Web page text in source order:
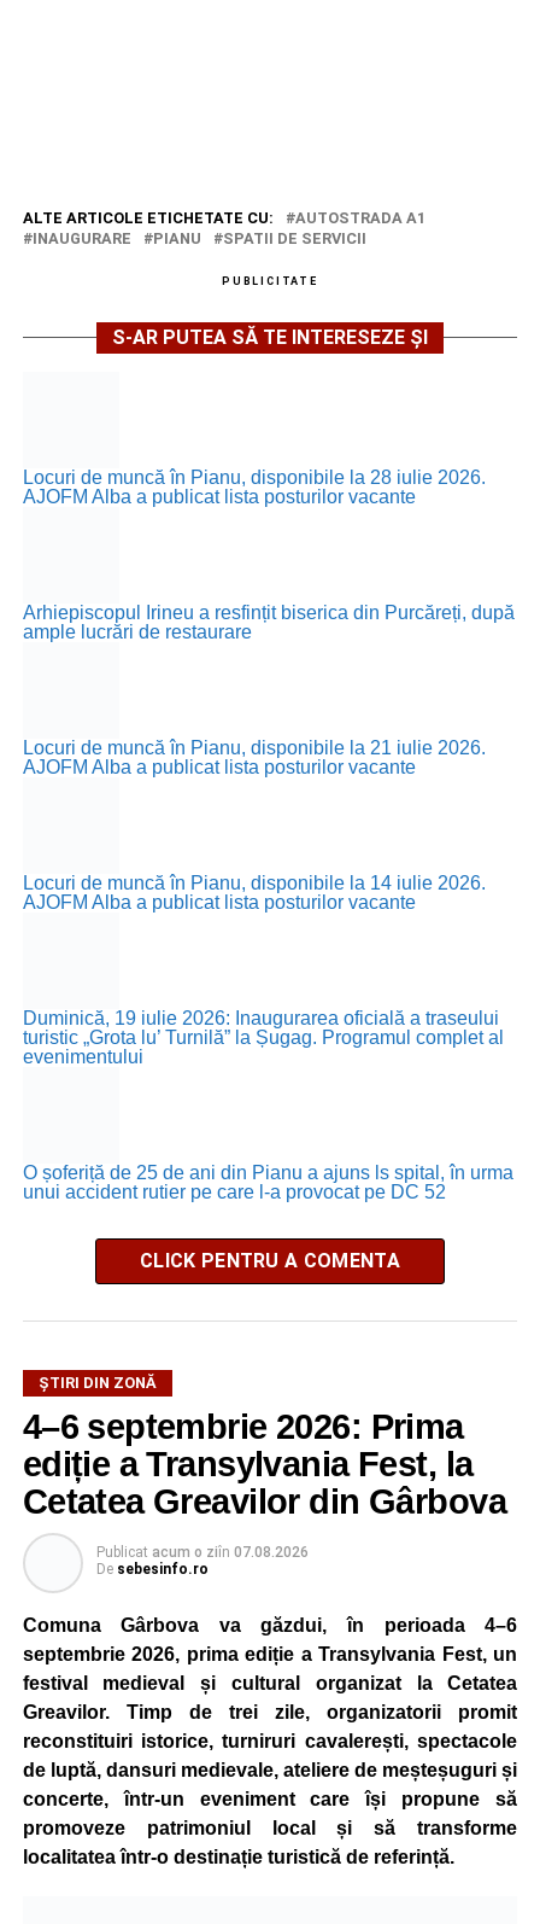
ALTE ARTICOLE ETICHETATE CU:
AUTOSTRADA A1
INAUGURARE
PIANU SPATII DE SERVICII
PUBLICITATE
S-AR PUTEA SĂ TE INTERESEZE ȘI
Locuri de muncă în Pianu, disponibile la 28 iulie 2026.
AJOFM Alba a publicat lista posturilor vacante
Arhiepiscopul Irineu a resfințit biserica din Purcăreți, după
ample lucrări de restaurare
Locuri de muncă în Pianu, disponibile la 21 iulie 2026.
AJOFM Alba a publicat lista posturilor vacante
Locuri de muncă în Pianu, disponibile la 14 iulie 2026.
AJOFM Alba a publicat lista posturilor vacante
Duminică, 19 iulie 2026: Inaugurarea oficială a traseului
turistic „Grota lu’ Turnilă” la Șugag. Programul complet al
evenimentului
O șoferiță de 25 de ani din Pianu a ajuns ls spital, în urma
unui accident rutier pe care l-a provocat pe DC 52
CLICK PENTRU A COMENTA
ȘTIRI DIN ZONĂ
4–6 septembrie 2026: Prima
ediție a Transylvania Fest, la
Cetatea Greavilor din Gârbova
Publicat acum o ziîn 07.08.2026
De sebesinfo.ro
Comuna Gârbova va găzdui, în perioada 4–6
septembrie 2026, prima ediție a Transylvania Fest, un
festival medieval și cultural organizat la Cetatea
Greavilor. Timp de trei zile, organizatorii promit
reconstituiri istorice, turniruri cavalerești, spectacole
de luptă, dansuri medievale, ateliere de meșteșuguri și
concerte, într-un eveniment care își propune să
promoveze patrimoniul local și să transforme
localitatea într-o destinație turistică de referință.